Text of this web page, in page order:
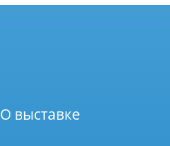
О выставке